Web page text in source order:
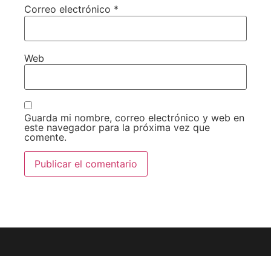
Correo electrónico *
Web
Guarda mi nombre, correo electrónico y web en
este navegador para la próxima vez que
comente.